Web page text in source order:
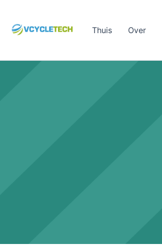
Thuis Over